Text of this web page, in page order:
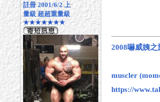
註冊 2001/6/2 上
量級 超超重量級
★★★★★★★
2008嚇威姨之
muscler
https://